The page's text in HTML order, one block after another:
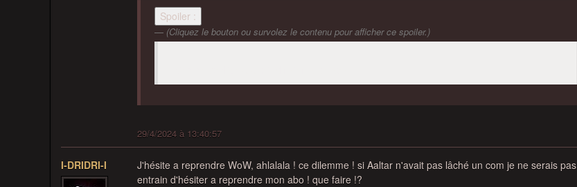
Spoiler :
(Cliquez le bouton ou survolez le contenu pour afficher ce spoiler.)
29/4/2024 à 13:40:57
I-DRIDRI-I
J'hésite a reprendre WoW, ahlalala ! ce dilemme ! si Aaltar n'avait pas lâché un com je ne serais pas
entrain d'hésiter a reprendre mon abo ! que faire !?